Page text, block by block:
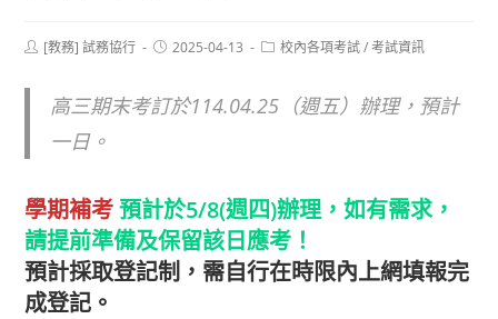
Post[教務] 試務協行
Post2025-04-13
Post校內各項考試 / 考試資訊
高三期末考訂於114.04.25（週五）辦理，預計
一日。
學期補考預計於5/8(週四)辦理，如有需求，
請提前準備及保留該日應考！
預計採取登記制，需自行在時限內上網填報完
成登記。